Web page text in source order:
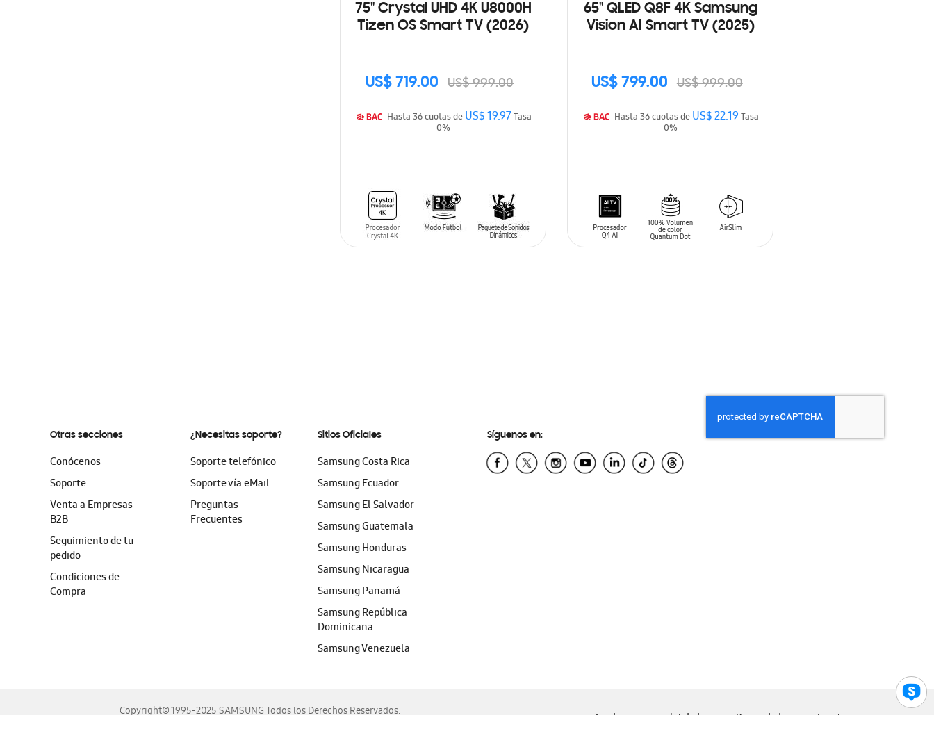
75" Crystal UHD 4K U8000H
Tizen OS Smart TV (2026)
US$ 719.00 US$ 999.00
Hasta 36 cuotas deUS$ 19.97Tasa
0%
65" QLED Q8F 4K Samsung
Vision AI Smart TV (2025)
US$ 799.00 US$ 999.00
Hasta 36 cuotas deUS$ 22.19Tasa
0%
Otras secciones
Conócenos
Soporte
Venta a Empresas -
B2B
Seguimiento de tu
pedido
Condiciones de
Compra
¿Necesitas soporte?
Soporte telefónico
Soporte vía eMail
Preguntas
Frecuentes
Sitios Oficiales
Samsung Costa Rica
Samsung Ecuador
Samsung El Salvador
Samsung Guatemala
Samsung Honduras
Samsung Nicaragua
Samsung Panamá
Samsung República
Dominicana
Samsung Venezuela
Síguenos en:
Copyright© 1995-2025 SAMSUNG Todos los Derechos Reservados.
Ayuda para accesibilidad Privacidad Legal